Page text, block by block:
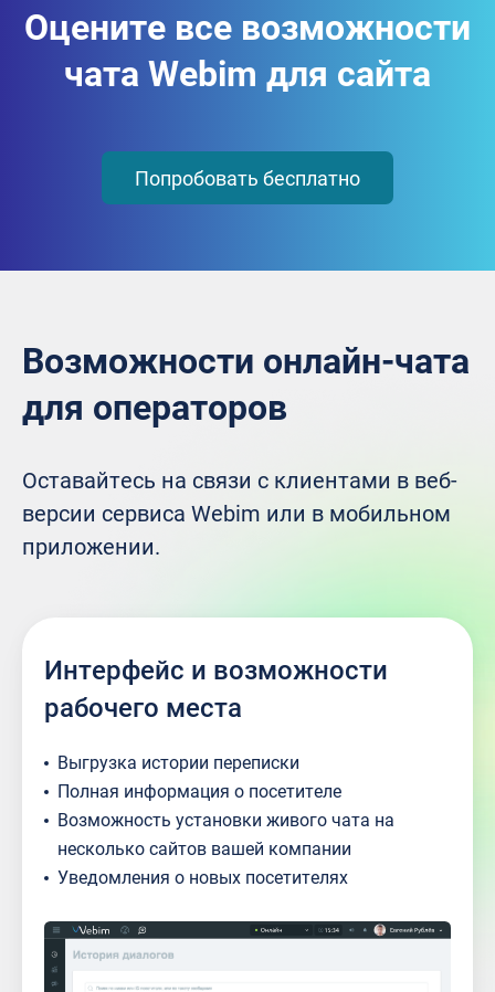
Оцените все возможности
чата Webim для сайта
Попробовать бесплатно
Возможности онлайн-чата
для операторов
Оставайтесь на связи с клиентами в веб-
версии сервиса Webim или в мобильном
приложении.
Интерфейс и возможности
рабочего места
Выгрузка истории переписки
Полная информация о посетителе
Возможность установки живого чата на
несколько сайтов вашей компании
Уведомления о новых посетителях